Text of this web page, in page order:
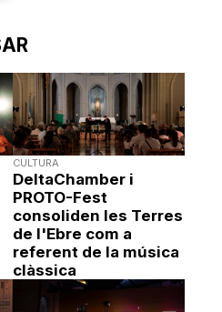
CULTURA
DeltaChamber i
PROTO-Fest
consoliden les Terres
de l'Ebre com a
referent de la música
clàssica